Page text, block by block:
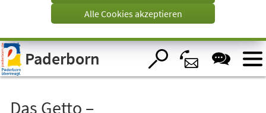
Visuelle
Assistenzsoftware
öffnen.
Alle Cookies akzeptieren
Paderborn
Das Getto –